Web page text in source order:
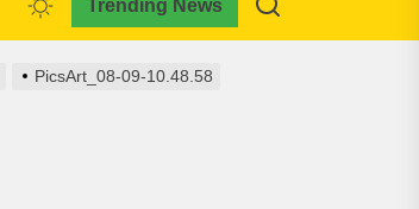
Trending News
PicsArt_08-09-10.48.58